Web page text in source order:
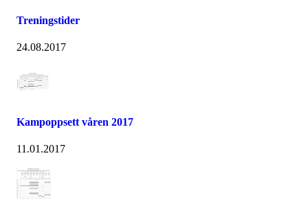
Treningstider
24.08.2017
Kampoppsett våren 2017
11.01.2017